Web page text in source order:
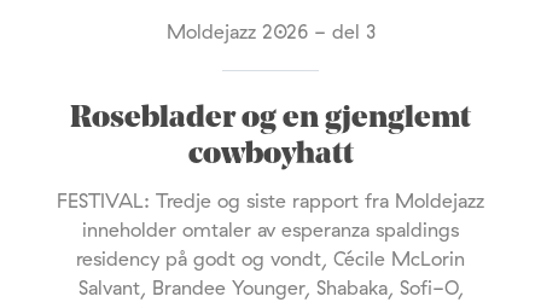
Moldejazz 2026 - del 3
Roseblader og en gjenglemt
cowboyhatt
FESTIVAL: Tredje og siste rapport fra Moldejazz
inneholder omtaler av esperanza spaldings
residency på godt og vondt, Cécile McLorin
Salvant, Brandee Younger, Shabaka, Sofi-O,